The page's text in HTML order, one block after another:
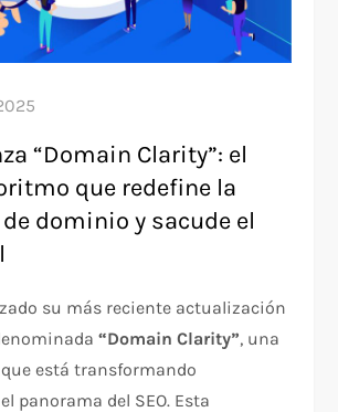
“Domain Clarity”: el
que redefine la
dominio y sacude el
su más reciente actualización
“Domain Clarity”, una
está transformando
panorama del SEO. Esta